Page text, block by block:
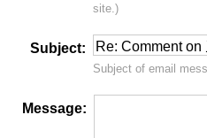
site.)
Subject:
Subject of email
Message: